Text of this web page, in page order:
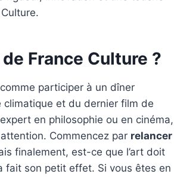
France Culture ?
participer à un dîner
et du dernier film de
en philosophie ou en cinéma,
Commencez par relancer
finalement, est-ce que l’art doit
fait son petit effet. Si vous êtes en